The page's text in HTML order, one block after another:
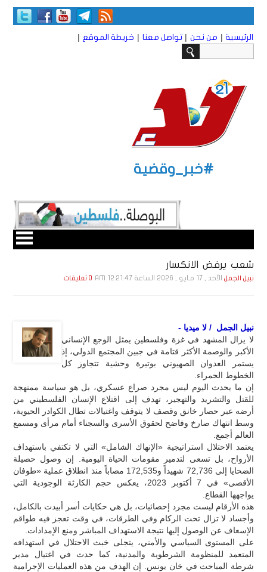
الرئيسية | من نحن | تواصل معنا | خريطة الموقع |
#خبر_وقضية
شعب يرفض الانكسار
نبيل الجمل الأحد , 17 مـايـو , 2026 الساعة 12:21:47 AM 0 تعليقات
نبيل الجمل / لا ميديا -
لا يزال المشهد في غزة وفلسطين يمثل الوجع الإنساني
الأكبر والوصمة الأكثر قتامة في جبين المجتمع الدولي، إذ
يستمر العدوان الصهيوني بوتيرة وحشية تتجاوز كل
الخطوط الحمراء.
إن ما يحدث اليوم ليس مجرد صراع عسكري، بل هو سياسة ممنهجة
للقتل والتشريد والتهجير، تهدف إلى اقتلاع الإنسان الفلسطيني من
أرضه عبر حصار خانق وقصف لا يتوقف واغتيالات تطال الكوادر الحيوية،
وسط انتهاك صارخ وفاضح لحقوق الأسرى والسجناء أمام مرأى ومسمع
العالم أجمع.
يعتمد الاحتلال استراتيجية «الإنهاك الشامل» التي لا تكتفي باستهداف
الأرواح، بل تسعى لتدمير مقومات الحياة اليومية. إن وصول حصيلة
الضحايا إلى 72,736 شهيداً و172,535 مصاباً منذ انطلاق عملية «طوفان
الأقصى» في 7 أكتوبر 2023، يعكس حجم الكارثة الوجودية التي
يواجهها القطاع.
هذه الأرقام ليست مجرد إحصائيات، بل هي حكايات أسر أبيدت بالكامل،
وأجساد لا تزال تحت الركام وفي الطرقات، في وقت تعجز فيه طواقم
الإسعاف عن الوصول إليها نتيجة الاستهداف المباشر ومنع الإمدادات.
على المستوى السياسي والأمني، يتجلى خبث الاحتلال في استهدافه
المتعمد للمنظومة الشرطوية والمدنية، كما حدث في اغتيال مدير
شرطة المباحث في خان يونس. إن الهدف من هذه العمليات الإجرامية